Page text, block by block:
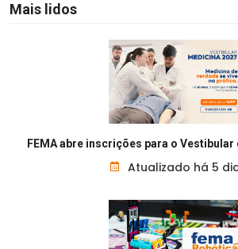
Mais lidos
FEMA abre inscrições para o
Atualizado há 5